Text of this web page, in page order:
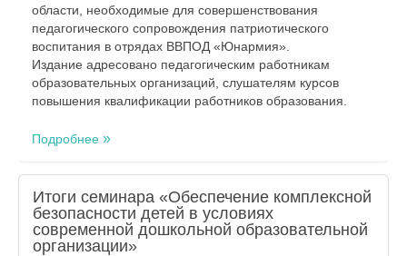
области, необходимые для совершенствования
педагогического сопровождения патриотического
воспитания в отрядах ВВПОД «Юнармия».
Издание адресовано педагогическим работникам
образовательных организаций, слушателям курсов
повышения квалификации работников образования.
Подробнее
Итоги семинара «Обеспечение комплексной
безопасности детей в условиях
современной дошкольной образовательной
организации»